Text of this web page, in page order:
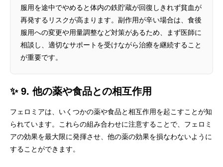
服用を途中でやめると体内の鉄貯蔵が回復しきれず貧血が
再発するリスクが高まります。副作用が辛い場合は、食後
服用への変更や用量調整など対策があるため、まず医師に
相談し、適切なサポートを受けながら治療を継続すること
が重要です。
✨ 9. 他の薬や食品との相互作用
フェロミアは、いくつかの薬や食品と相互作用を起こすことが知
られています。これらの組み合わせに注意することで、フェロミ
アの効果を最大限に発揮させ、他の薬の効果を損なわないように
することができます。